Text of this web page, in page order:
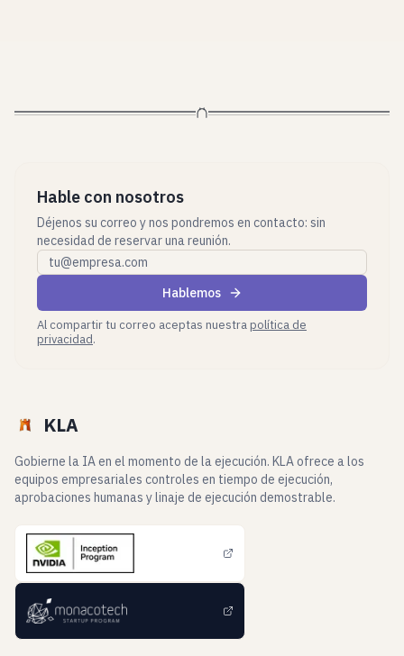
Hable con nosotros
Déjenos su correo y nos pondremos en contacto: sin
necesidad de reservar una reunión.
Correo profesional
Hablemos
Al compartir tu correo aceptas nuestrapolítica de
privacidad.
KLA
Gobierne la IA en el momento de la ejecución. KLA ofrece a los
equipos empresariales controles en tiempo de ejecución,
aprobaciones humanas y linaje de ejecución demostrable.